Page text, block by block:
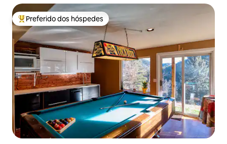
Entre os melhores preferidos dos hóspedes
Preferido dos hóspedes